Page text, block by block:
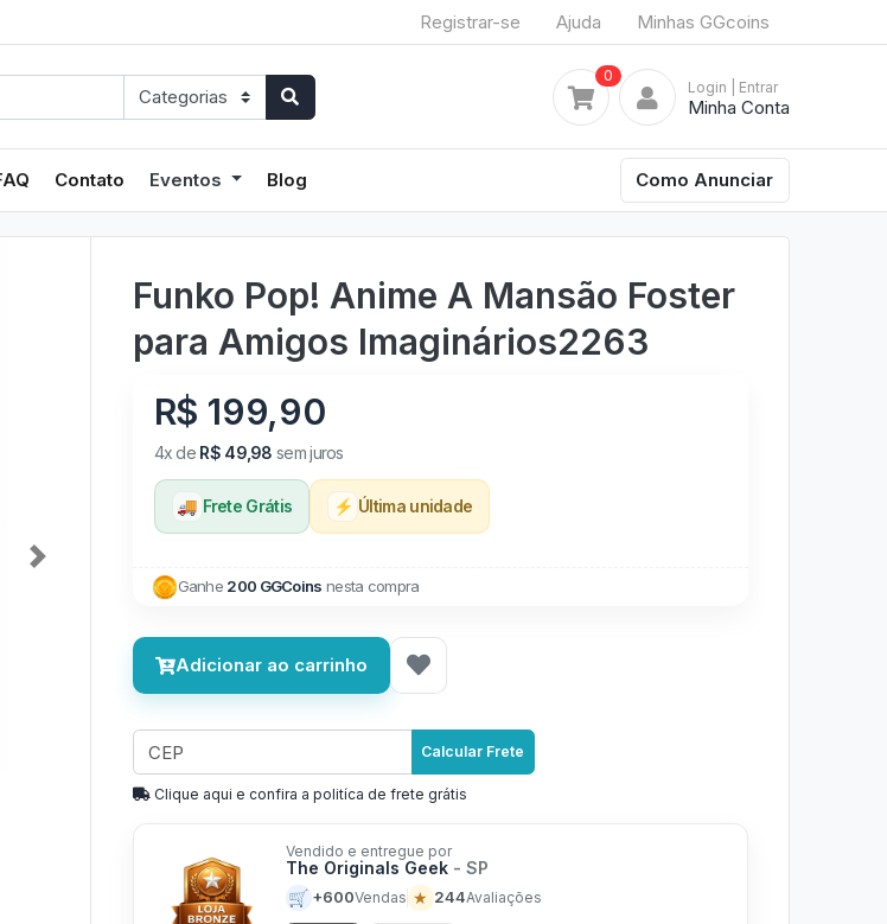
Registrar-se Ajuda Minhas GGcoins
0
Login | Entrar
Minha Conta
Contato Eventos Blog Como Anunciar
Next
Funko Pop! Anime A Mansão Foster
para Amigos Imaginários2263
R$ 199,90
4x de R$ 49,98 sem juros
🚚 Frete Grátis ⚡ Última unidade
Ganhe 200 GGCoins nesta compra
Adicionar ao carrinho
Calcular Frete
Clique aqui e confira a politíca de frete grátis
Vendido e entregue por
The Originals Geek - SP
🛒 +600Vendas ★ 244Avaliações